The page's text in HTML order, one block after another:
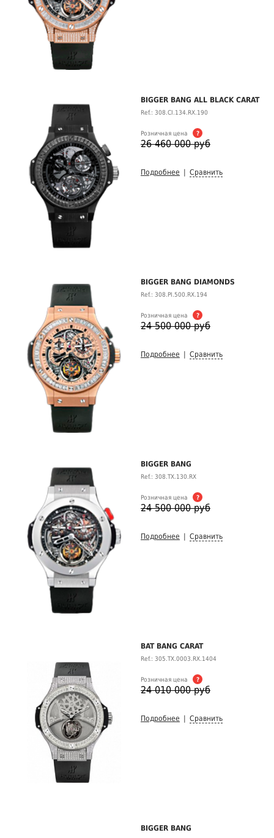
BIGGER BANG ALL BLACK CARAT
Ref.: 308.CI.134.RX.190
Розничная цена ?
26 460 000 руб
Подробнее Сравнить
BIGGER BANG DIAMONDS
Ref.: 308.PI.500.RX.194
Розничная цена ?
24 500 000 руб
Подробнее Сравнить
BIGGER BANG
Ref.: 308.TX.130.RX
Розничная цена ?
24 500 000 руб
Подробнее Сравнить
BAT BANG CARAT
Ref.: 305.TX.0003.RX.1404
Розничная цена ?
24 010 000 руб
Подробнее Сравнить
BIGGER BANG